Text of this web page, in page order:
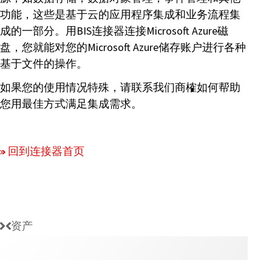
功能，这些是基于云的应用程序集成和业务流程集
成的一部分。用BIS连接器连接Microsoft Azure磁
盘，您就能对您的Microsoft Azure储存账户进行各种
基于文件的操作。
如果您的使用情况特殊，请联系我们商榷如何帮助
您用最佳方式满足集成需求。
回到连接器首页
资产